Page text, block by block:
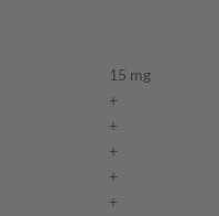
15 mg
+
+
+
+
+